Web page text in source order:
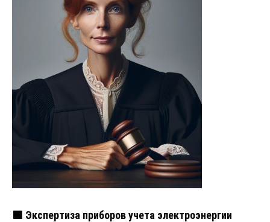
🟩 Экспертиза приборов учета электроэнергии